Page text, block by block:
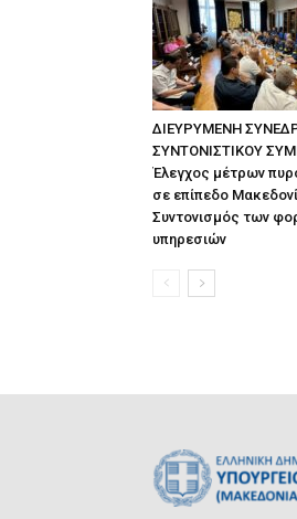
ΔΙΕΥΡΥΜΕΝΗ
ΣΥΝΤΟΝΙΣΤΙΚΟΥ
Έλεγχος μέτρων
σε επίπεδο
Συντονισμός των
υπηρεσιών